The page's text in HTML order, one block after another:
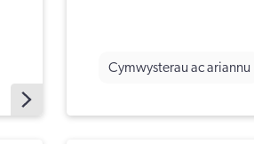
Cymwysterau ac ariannu